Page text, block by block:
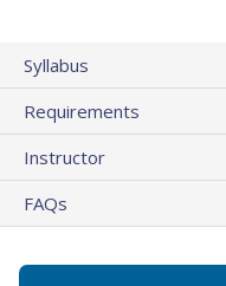
Syllabus
Requirements
Instructor
FAQs